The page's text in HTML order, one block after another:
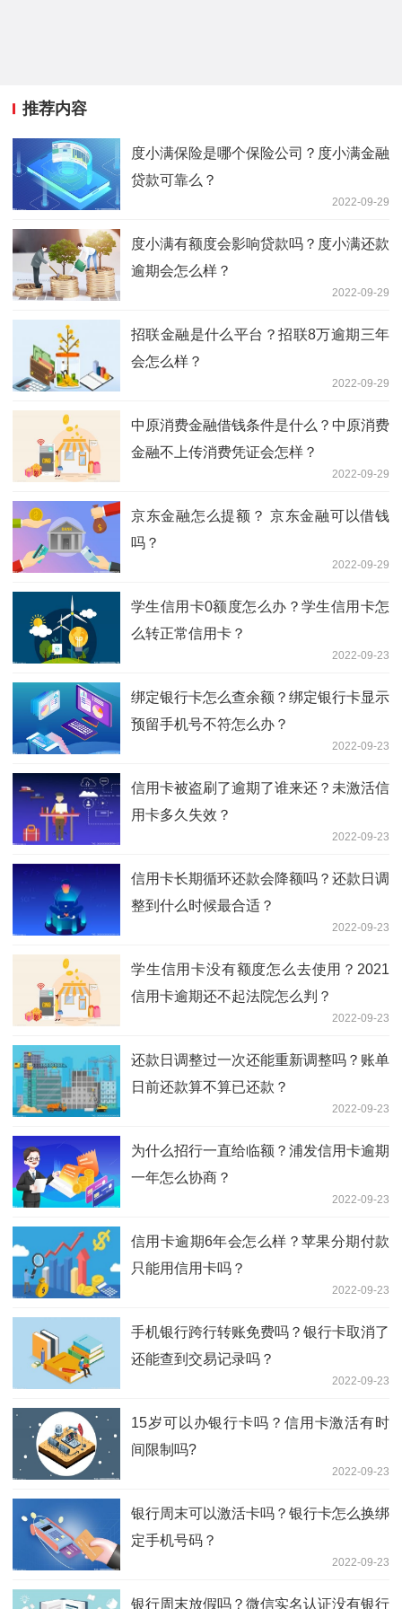
推荐内容
度小满保险是哪个保险公司？度小满金融
贷款可靠么？
2022-09-29
度小满有额度会影响贷款吗？度小满还款
逾期会怎么样？
2022-09-29
招联金融是什么平台？招联8万逾期三年
会怎么样？
2022-09-29
中原消费金融借钱条件是什么？中原消费
金融不上传消费凭证会怎样？
2022-09-29
京东金融怎么提额？ 京东金融可以借钱
吗？
2022-09-29
学生信用卡0额度怎么办？学生信用卡怎
么转正常信用卡？
2022-09-23
绑定银行卡怎么查余额？绑定银行卡显示
预留手机号不符怎么办？
2022-09-23
信用卡被盗刷了逾期了谁来还？未激活信
用卡多久失效？
2022-09-23
信用卡长期循环还款会降额吗？还款日调
整到什么时候最合适？
2022-09-23
学生信用卡没有额度怎么去使用？2021
信用卡逾期还不起法院怎么判？
2022-09-23
还款日调整过一次还能重新调整吗？账单
日前还款算不算已还款？
2022-09-23
为什么招行一直给临额？浦发信用卡逾期
一年怎么协商？
2022-09-23
信用卡逾期6年会怎么样？苹果分期付款
只能用信用卡吗？
2022-09-23
手机银行跨行转账免费吗？银行卡取消了
还能查到交易记录吗？
2022-09-23
15岁可以办银行卡吗？信用卡激活有时
间限制吗?
2022-09-23
银行周末可以激活卡吗？银行卡怎么换绑
定手机号码？
2022-09-23
银行周末放假吗？微信实名认证没有银行